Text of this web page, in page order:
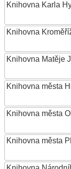
Knihovna Karla
Knihovna
Knihovna Matěje
Knihovna města
Knihovna města
Knihovna města